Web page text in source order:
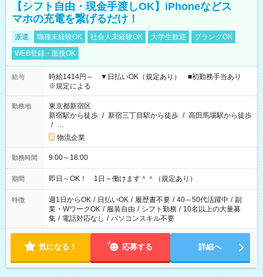
【シフト自由・現金手渡しOK】iPhoneなどス
マホの充電を繋げるだけ！
派遣 職種未経験OK 社会人未経験OK 大学生歓迎
ブランクOK
WEB登録・面接OK
給与
時給1414円～ ▼日払いOK（規定あり） ■初勤務手当あり
※規定による
勤務地
東京都新宿区
新宿駅から徒歩 / 新宿三丁目駅から徒歩 / 高田馬場駅から徒歩
/ …
物流企業
勤務時間 9:00～18:00
期間 即日～OK！ 1日～働けます＾＾（規定あり）
特徴 週1日からOK / 日払いOK / 履歴書不要 / 40～50代活躍中 / 副
業・WワークOK / 服装自由 / シフト勤務 / 10名以上の大量募
集 / 電話対応なし / パソコンスキル不要
気になる！ 応募する 詳細へ